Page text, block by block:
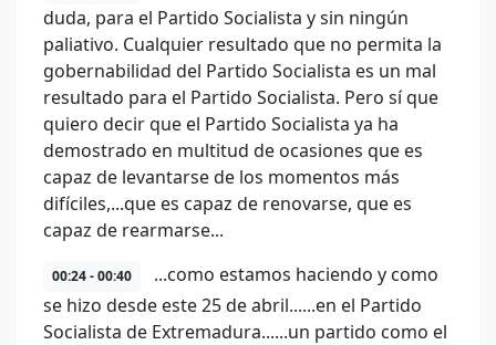
duda, para el Partido Socialista y sin ningún
paliativo. Cualquier resultado que no permita la
gobernabilidad del Partido Socialista es un mal
resultado para el Partido Socialista. Pero sí que
quiero decir que el Partido Socialista ya ha
demostrado en multitud de ocasiones que es
capaz de levantarse de los momentos más
difíciles,...que es capaz de renovarse, que es
capaz de rearmarse...
00:24 - 00:40
...como estamos haciendo y como
se hizo desde este 25 de abril......en el Partido
Socialista de Extremadura......un partido como el